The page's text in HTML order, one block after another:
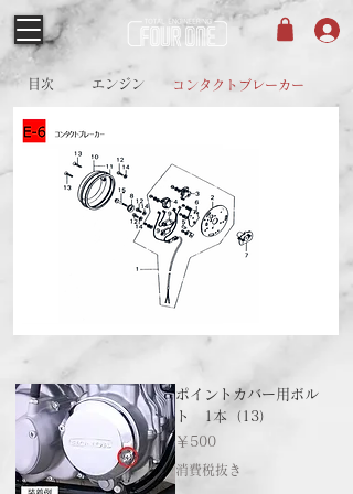
目次 エンジン コンタクトブレーカー
ポイントカバー用ボル
ト 1本（13）
価格
￥500
消費税抜き